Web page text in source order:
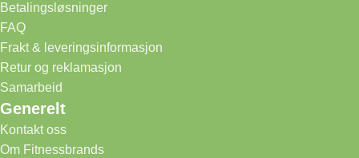
Betalingsløsninger
FAQ
Frakt & leveringsinformasjon
Retur og reklamasjon
Samarbeid
Generelt
Kontakt oss
Om Fitnessbrands